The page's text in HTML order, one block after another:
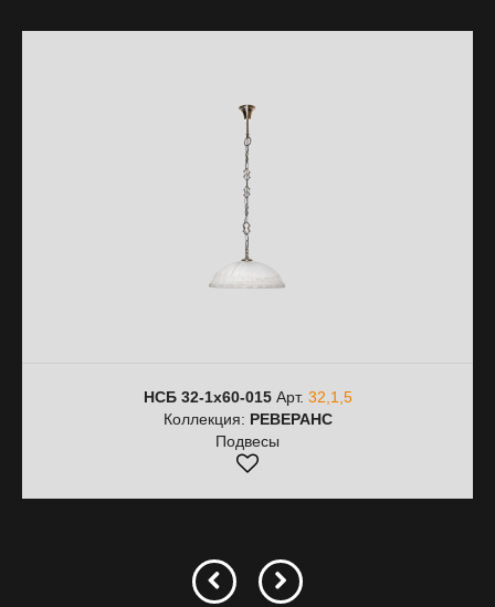
НСБ 32-1х60-015Арт. 32,1,5
Коллекция: РЕВЕРАНС
Подвесы